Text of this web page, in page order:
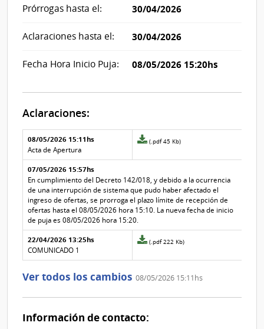
Prórrogas hasta el: 30/04/2026
Aclaraciones hasta el: 30/04/2026
Fecha Hora Inicio Puja: 08/05/2026 15:20hs
Aclaraciones:
Aclaraciones del llamado
Fecha y
texto de
la
aclaración
Archivo
de la
aclaración
08/05/2026 15:11hs
Acta de Apertura
Archivo
de
aclaración
Nº
2
(.pdf 45 Kb)
07/05/2026 15:57hs
En cumplimiento del Decreto 142/018, y debido a la ocurrencia
de una interrupción de sistema que pudo haber afectado el
ingreso de ofertas, se prorroga el plazo límite de recepción de
ofertas hasta el 08/05/2026 hora 15:10. La nueva fecha de inicio
de puja es 08/05/2026 hora 15:20.
22/04/2026 13:25hs
COMUNICADO 1
Archivo
de
aclaración
0
(.pdf 222 Kb)
Ver todos los cambios 08/05/2026 15:11hs
Información de contacto: